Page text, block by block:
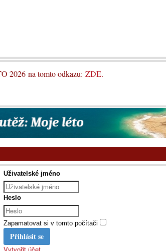
2026 na tomto odkazu: ZDE.
Uživatelské jméno
Heslo
Zapamatovat si v tomto počítači
Přihlásit se